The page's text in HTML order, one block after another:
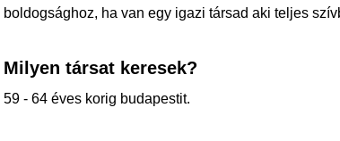
boldogsághoz, ha van egy igazi társad aki teljes
Milyen társat keresek?
59 - 64 éves korig budapestit.